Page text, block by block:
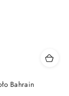
Bahrain